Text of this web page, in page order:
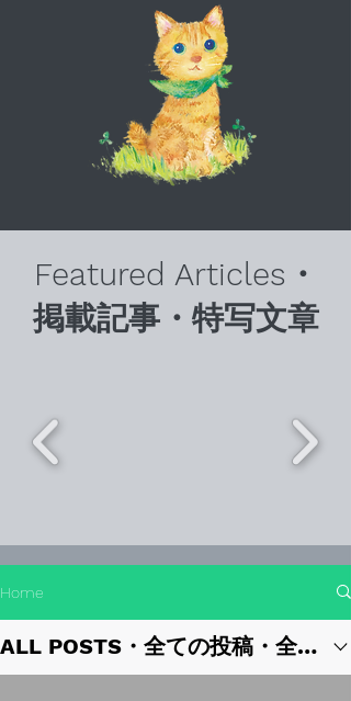
Featured Articles・
掲載記事・特写文章
Home
ALL POSTS・全ての投稿・全部的